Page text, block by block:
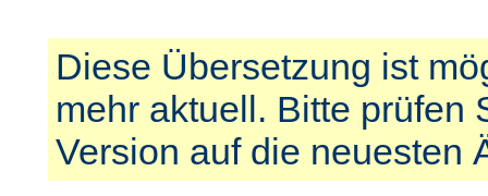
Diese Übersetzung ist
mehr aktuell. Bitte prüfen
Version auf die neuesten